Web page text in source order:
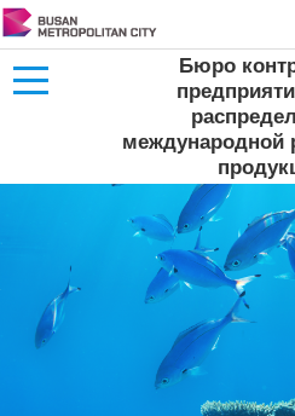
Бюро
международной